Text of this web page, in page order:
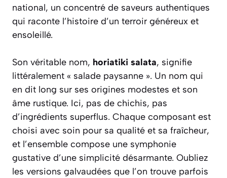
national, un concentré de saveurs authentiques
qui raconte l’histoire d’un terroir généreux et
ensoleillé.
Son véritable nom, horiatiki salata, signifie
littéralement « salade paysanne ». Un nom qui
en dit long sur ses origines modestes et son
âme rustique. Ici, pas de chichis, pas
d’ingrédients superflus. Chaque composant est
choisi avec soin pour sa qualité et sa fraîcheur,
et l’ensemble compose une symphonie
gustative d’une simplicité désarmante. Oubliez
les versions galvaudées que l’on trouve parfois